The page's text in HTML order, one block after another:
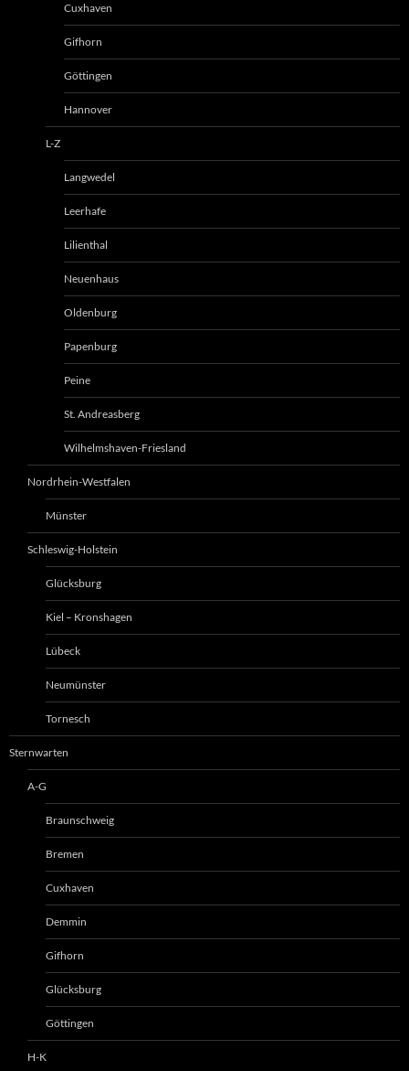
Cuxhaven
Gifhorn
Göttingen
Hannover
L-Z
Langwedel
Leerhafe
Lilienthal
Neuenhaus
Oldenburg
Papenburg
Peine
St. Andreasberg
Wilhelmshaven-Friesland
Nordrhein-Westfalen
Münster
Schleswig-Holstein
Glücksburg
Kiel – Kronshagen
Lübeck
Neumünster
Tornesch
Sternwarten
A-G
Braunschweig
Bremen
Cuxhaven
Demmin
Gifhorn
Glücksburg
Göttingen
H-K